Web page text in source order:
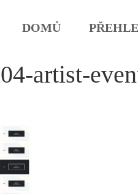
DOMŮ
artist-